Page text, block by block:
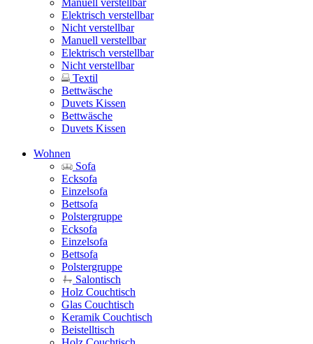
Manuell verstellbar
Elektrisch verstellbar
Nicht verstellbar
Manuell verstellbar
Elektrisch verstellbar
Nicht verstellbar
Textil
Bettwäsche
Duvets Kissen
Bettwäsche
Duvets Kissen
Wohnen
Sofa
Ecksofa
Einzelsofa
Bettsofa
Polstergruppe
Ecksofa
Einzelsofa
Bettsofa
Polstergruppe
Salontisch
Holz Couchtisch
Glas Couchtisch
Keramik Couchtisch
Beistelltisch